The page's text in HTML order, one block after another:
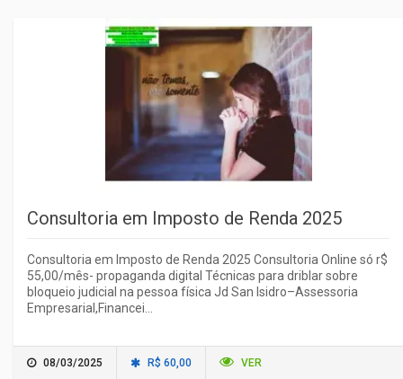
Consultoria em Imposto de Renda 2025
Consultoria em Imposto de Renda 2025 Consultoria Online só r$
55,00/mês- propaganda digital Técnicas para driblar sobre
bloqueio judicial na pessoa física Jd San Isidro–Assessoria
Empresarial,Financei...
08/03/2025 R$ 60,00 VER